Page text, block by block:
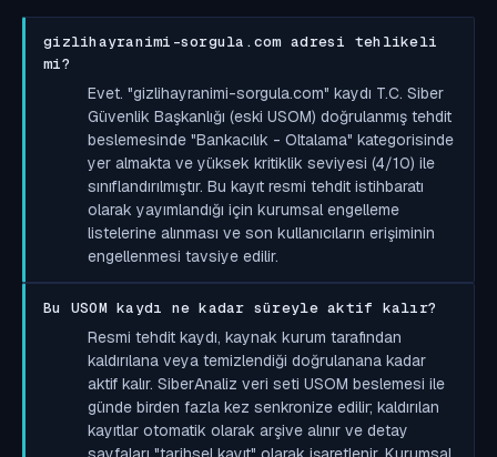
gizlihayranimi-sorgula.com adresi tehlikeli
mi?
Evet. "gizlihayranimi-sorgula.com" kaydı T.C. Siber
Güvenlik Başkanlığı (eski USOM) doğrulanmış tehdit
beslemesinde "Bankacılık - Oltalama" kategorisinde
yer almakta ve yüksek kritiklik seviyesi (4/10) ile
sınıflandırılmıştır. Bu kayıt resmi tehdit istihbaratı
olarak yayımlandığı için kurumsal engelleme
listelerine alınması ve son kullanıcıların erişiminin
engellenmesi tavsiye edilir.
Bu USOM kaydı ne kadar süreyle aktif kalır?
Resmi tehdit kaydı, kaynak kurum tarafından
kaldırılana veya temizlendiği doğrulanana kadar
aktif kalır. SiberAnaliz veri seti USOM beslemesi ile
günde birden fazla kez senkronize edilir; kaldırılan
kayıtlar otomatik olarak arşive alınır ve detay